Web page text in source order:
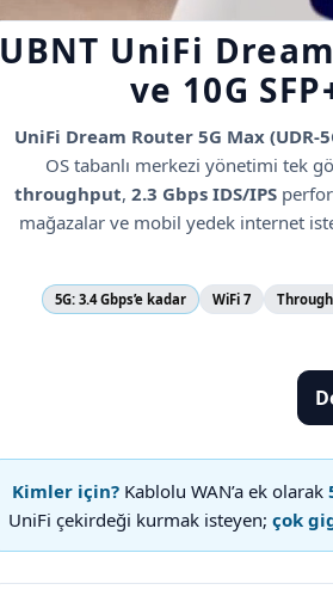
UBNT UniFi
ve 10G
UniFi Dream Router 5G Max (UDR-
OS tabanlı merkezi yönetimi tek
throughput, 2.3 Gbps IDS/IPS
mağazalar ve mobil yedek internet
5G: 3.4 Gbps’e kadar WiFi 7
Kimler için?Kablolu WAN’a ek olarak
UniFi çekirdeği kurmak isteyen; çok